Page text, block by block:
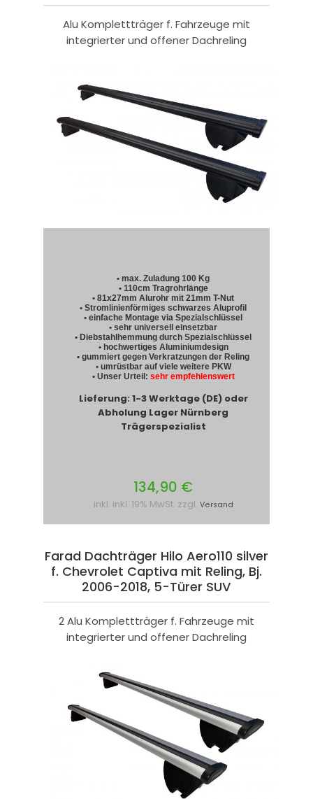
Alu Komplettträger f. Fahrzeuge mit
integrierter und offener Dachreling
• max. Zuladung 100 Kg
• 110cm Tragrohrlänge
• 81x27mm Alurohr mit 21mm T-Nut
• Stromlinienförmiges schwarzes Aluprofil
• einfache Montage via Spezialschlüssel
• sehr universell einsetzbar
• Diebstahlhemmung durch Spezialschlüssel
• hochwertiges Aluminiumdesign
• gummiert gegen Verkratzungen der Reling
• umrüstbar auf viele weitere PKW
• Unser Urteil: sehr empfehlenswert
Lieferung: 1-3 Werktage (DE) oder
Abholung Lager Nürnberg
Trägerspezialist
134,90 €
inkl. inkl. 19% MwSt. zzgl. Versand
Farad Dachträger Hilo Aero110 silver
f. Chevrolet Captiva mit Reling, Bj.
2006-2018, 5-Türer SUV
2 Alu Komplettträger f. Fahrzeuge mit
integrierter und offener Dachreling